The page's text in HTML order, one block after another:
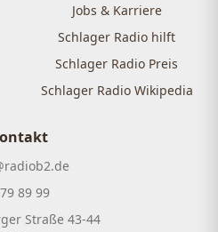
Jobs & Karriere
Schlager Radio hilft
Schlager Radio Preis
Schlager Radio Wikipedia
89 99
Straße 43-44